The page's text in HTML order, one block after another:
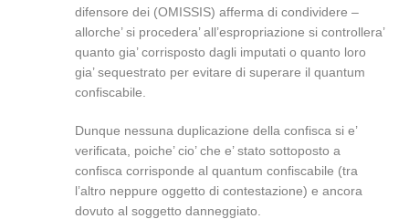
difensore dei (OMISSIS) afferma di condividere –
allorche’ si procedera’ all’espropriazione si controllera’
quanto gia’ corrisposto dagli imputati o quanto loro
gia’ sequestrato per evitare di superare il quantum
confiscabile.
Dunque nessuna duplicazione della confisca si e’
verificata, poiche’ cio’ che e’ stato sottoposto a
confisca corrisponde al quantum confiscabile (tra
l’altro neppure oggetto di contestazione) e ancora
dovuto al soggetto danneggiato.